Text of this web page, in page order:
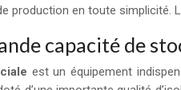
production en toute simplicité.
capacité de
est un équipement